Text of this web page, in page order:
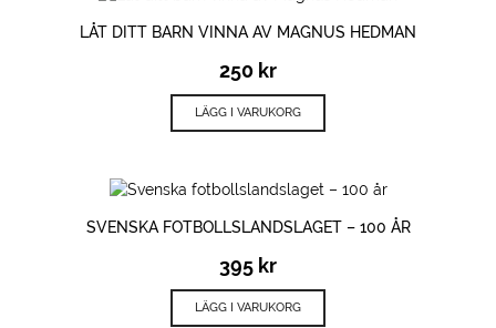
LÅT DITT BARN VINNA AV MAGNUS HEDMAN
250 kr
LÄGG I VARUKORG
SVENSKA FOTBOLLSLANDSLAGET – 100 ÅR
395 kr
LÄGG I VARUKORG